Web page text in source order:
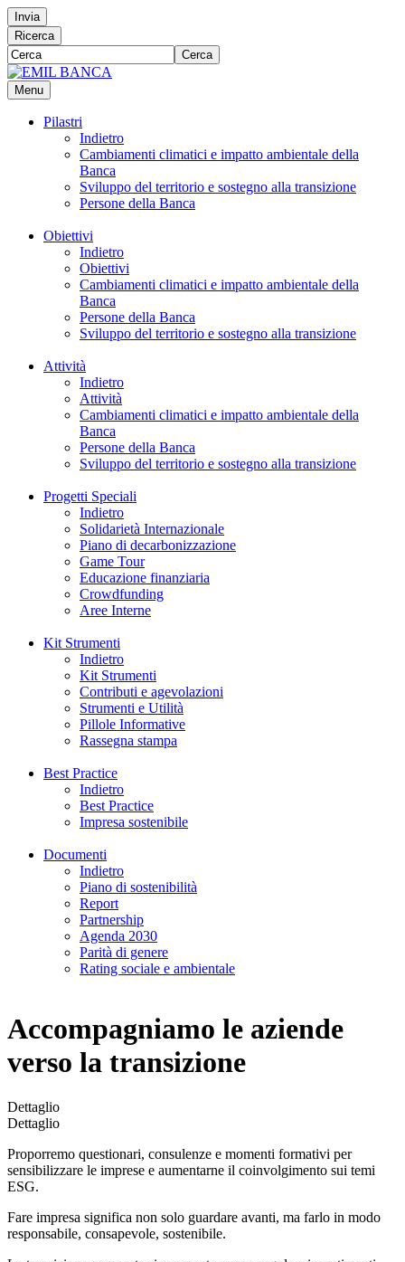
Invia
Ricerca
Cerca
Menu
Pilastri
Indietro
Cambiamenti climatici e impatto ambientale della
Banca
Sviluppo del territorio e sostegno alla transizione
Persone della Banca
Obiettivi
Indietro
Obiettivi
Cambiamenti climatici e impatto ambientale della
Banca
Persone della Banca
Sviluppo del territorio e sostegno alla transizione
Attività
Indietro
Attività
Cambiamenti climatici e impatto ambientale della
Banca
Persone della Banca
Sviluppo del territorio e sostegno alla transizione
Progetti Speciali
Indietro
Solidarietà Internazionale
Piano di decarbonizzazione
Game Tour
Educazione finanziaria
Crowdfunding
Aree Interne
Kit Strumenti
Indietro
Kit Strumenti
Contributi e agevolazioni
Strumenti e Utilità
Pillole Informative
Rassegna stampa
Best Practice
Indietro
Best Practice
Impresa sostenibile
Documenti
Indietro
Piano di sostenibilità
Report
Partnership
Agenda 2030
Parità di genere
Rating sociale e ambientale
Accompagniamo le aziende
verso la transizione
Dettaglio
Dettaglio
Proporremo questionari, consulenze e momenti formativi per
sensibilizzare le imprese e aumentarne il coinvolgimento sui temi
ESG.
Fare impresa significa non solo guardare avanti, ma farlo in modo
responsabile, consapevole, sostenibile.